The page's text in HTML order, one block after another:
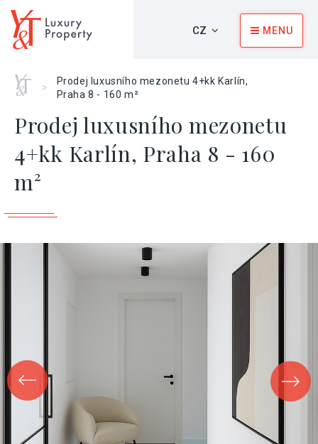
CZ MENU
Home
>
Prodej luxusního mezonetu 4+kk Karlín,
Praha 8 - 160 m²
Prodej luxusního mezonetu
4+kk Karlín, Praha 8 - 160
m²